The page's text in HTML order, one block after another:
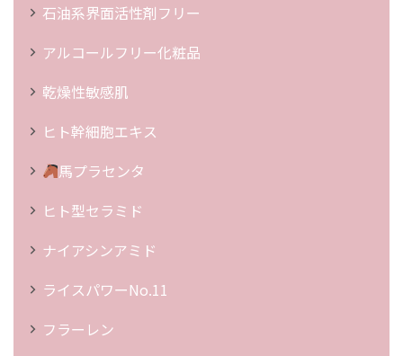
石油系界面活性剤フリー
アルコールフリー化粧品
乾燥性敏感肌
ヒト幹細胞エキス
馬プラセンタ
ヒト型セラミド
ナイアシンアミド
ライスパワーNo.11
フラーレン